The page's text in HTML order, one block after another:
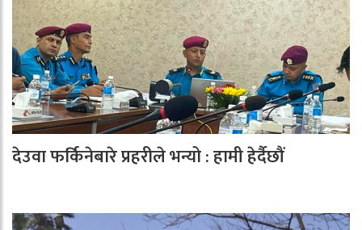
देउवा फर्किनेबारे प्रहरीले भन्यो : हामी हेर्दैछौं